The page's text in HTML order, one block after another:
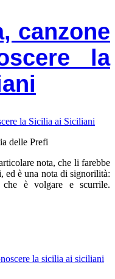
canzone
la
delle Prefi
nota, che li farebbe
è una nota di signorilità:
è volgare e scurrile.
la sicilia ai siciliani